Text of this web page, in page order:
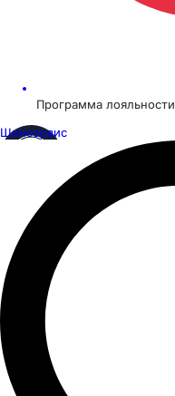
Программа лояльности
Шинсервис